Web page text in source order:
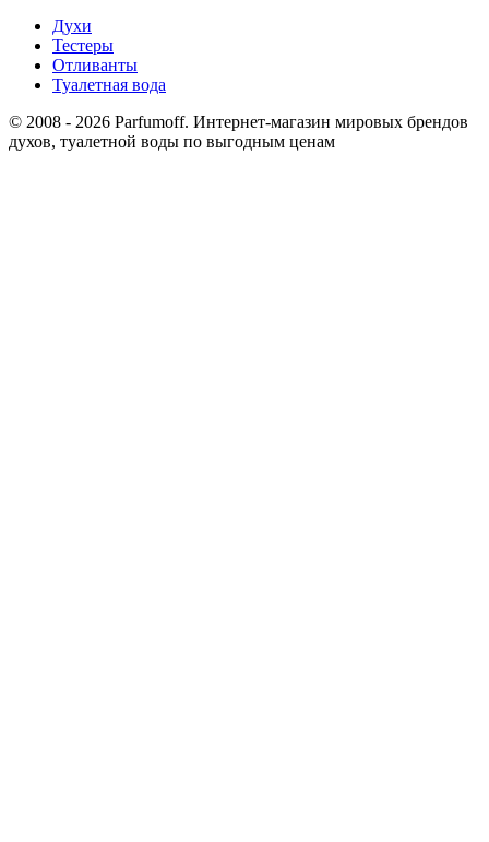
Духи
Тестеры
Отливанты
Туалетная вода
© 2008 - 2026 Parfumoff. Интернет-магазин мировых брендов
духов, туалетной воды по выгодным ценам